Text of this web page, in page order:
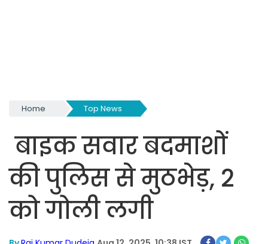
Home Top News
बाइक सवार बदमाशों
की पुलिस से मुठभेड़, 2
को गोली लगी